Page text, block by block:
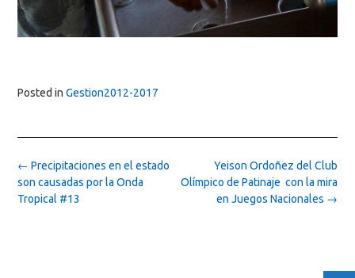
Posted in Gestion2012-2017
Post
navigation
Yeison Ordoñez del Club
Olímpico de Patinaje con la mira
en Juegos Nacionales →
← Precipitaciones en el estado
son causadas por la Onda
Tropical #13